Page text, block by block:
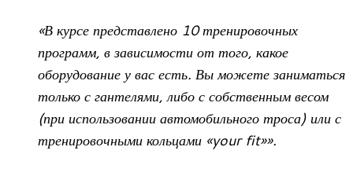
«В курсе представлено 10 тренировочных
программ, в зависимости от того, какое
оборудование у вас есть. Вы можете заниматься
только с гантелями, либо с собственным весом
(при использовании автомобильного троса) или с
тренировочными кольцами «your fit»».